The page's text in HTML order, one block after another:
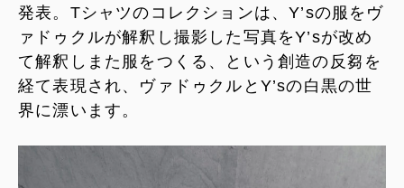
発表。Tシャツのコレクションは、Y’sの服をヴ
ァドゥクルが解釈し撮影した写真をY’sが改め
て解釈しまた服をつくる、という創造の反芻を
経て表現され、ヴァドゥクルとY’sの白黒の世
界に漂います。